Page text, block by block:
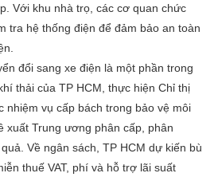
Với khu nhà trọ, các cơ quan chức
tra hệ thống điện để đảm bảo an toàn
đổi sang xe điện là một phần trong
thải của TP HCM, thực hiện Chỉ thị
nhiệm vụ cấp bách trong bảo vệ môi
xuất Trung ương phân cấp, phân
Về ngân sách, TP HCM dự kiến bù
thuế VAT, phí và hỗ trợ lãi suất